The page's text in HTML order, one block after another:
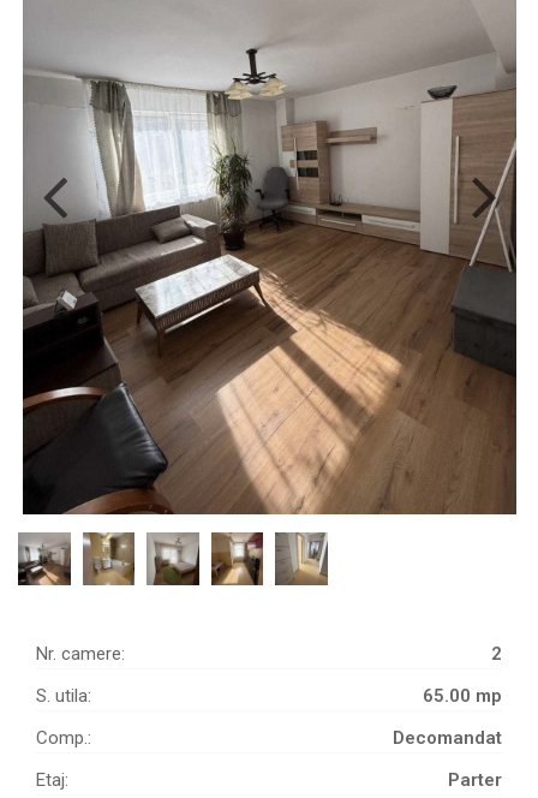
Nr. camere:
2
S. utila:
65.00 mp
Comp.:
Decomandat
Etaj:
Parter